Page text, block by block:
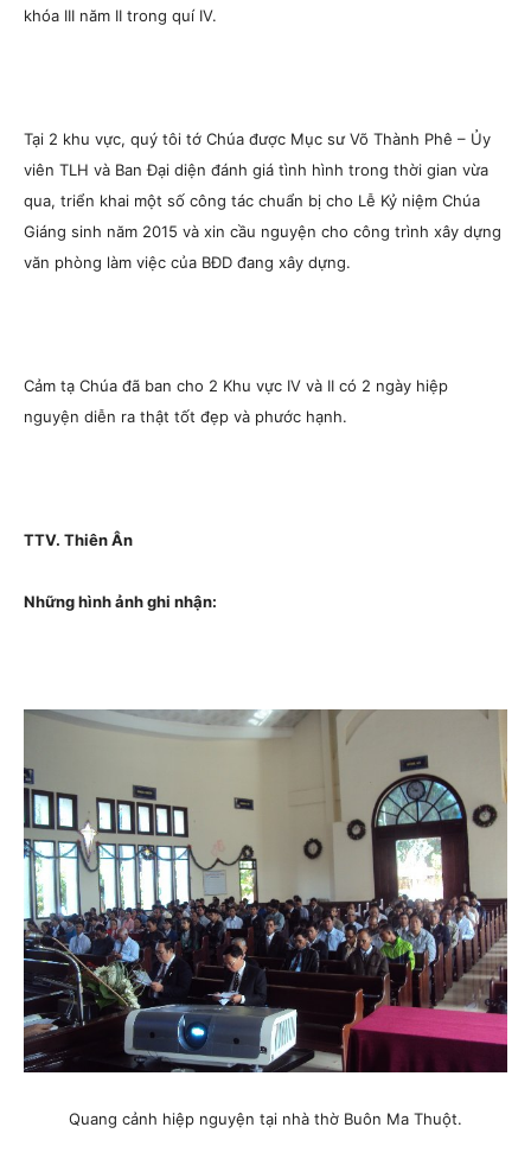
khóa III năm II trong quí IV.
Tại 2 khu vực, quý tôi tớ Chúa được Mục sư Võ Thành Phê – Ủy
viên TLH và Ban Đại diện đánh giá tình hình trong thời gian vừa
qua, triển khai một số công tác chuẩn bị cho Lễ Kỷ niệm Chúa
Giáng sinh năm 2015 và xin cầu nguyện cho công trình xây dựng
văn phòng làm việc của BĐD đang xây dựng.
Cảm tạ Chúa đã ban cho 2 Khu vực IV và II có 2 ngày hiệp
nguyện diễn ra thật tốt đẹp và phước hạnh.
TTV. Thiên Ân
Những hình ảnh ghi nhận:
Quang cảnh hiệp nguyện tại nhà thờ Buôn Ma Thuột.